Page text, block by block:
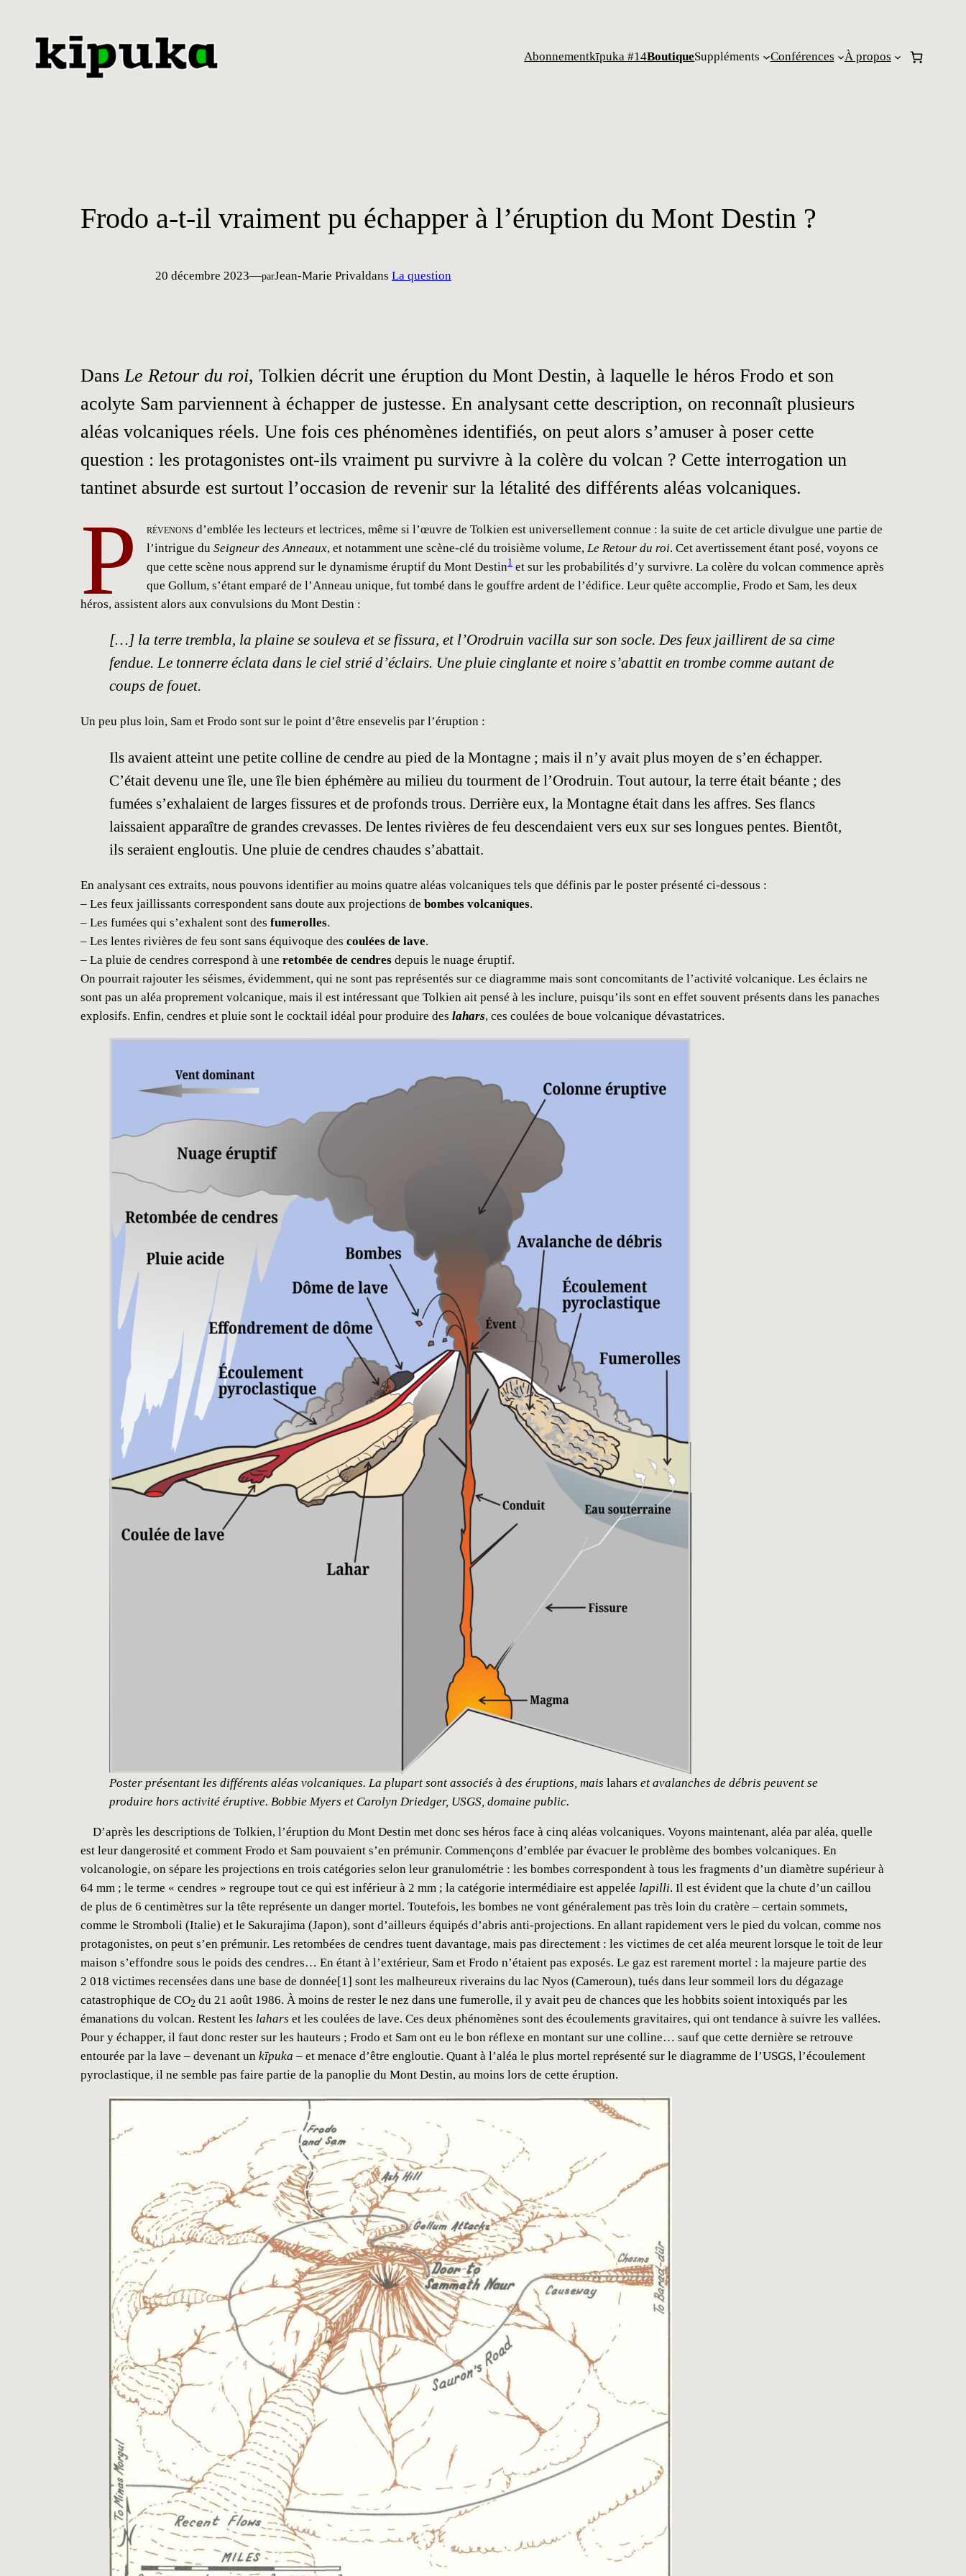
Abonnementkīpuka #14BoutiqueSuppléments Conférences À propos
Frodo a-t-il vraiment pu échapper à l’éruption du Mont Destin ?
20 décembre 2023—parJean-Marie Privaldans La question
DansLe Retour du roi, Tolkien décrit une éruption du Mont Destin, à laquelle le héros Frodo et son
acolyte Sam parviennent à échapper de justesse. En analysant cette description, on reconnaît plusieurs
aléas volcaniques réels. Une fois ces phénomènes identifiés, on peut alors s’amuser à poser cette
question : les protagonistes ont-ils vraiment pu survivre à la colère du volcan ? Cette interrogation un
tantinet absurde est surtout l’occasion de revenir sur la létalité des différents aléas volcaniques.
P révenons d’emblée les lecteurs et lectrices, même si l’œuvre de Tolkien est universellement connue : la suite de cet article divulgue une partie de
l’intrigue duSeigneur des Anneaux, et notamment une scène-clé du troisième volume, Le Retour du roi. Cet avertissement étant posé, voyons ce
que cette scène nous apprend sur le dynamisme éruptif du Mont Destin1et sur les probabilités d’y survivre. La colère du volcan commence après
que Gollum, s’étant emparé de l’Anneau unique, fut tombé dans le gouffre ardent de l’édifice. Leur quête accomplie, Frodo et Sam, les deux
héros, assistent alors aux convulsions du Mont Destin :
[…] la terre trembla, la plaine se souleva et se fissura, et l’Orodruin vacilla sur son socle. Des feux jaillirent de sa cime
fendue. Le tonnerre éclata dans le ciel strié d’éclairs. Une pluie cinglante et noire s’abattit en trombe comme autant de
coups de fouet.
Un peu plus loin, Sam et Frodo sont sur le point d’être ensevelis par l’éruption :
Ils avaient atteint une petite colline de cendre au pied de la Montagne ; mais il n’y avait plus moyen de s’en échapper.
C’était devenu une île, une île bien éphémère au milieu du tourment de l’Orodruin. Tout autour, la terre était béante ; des
fumées s’exhalaient de larges fissures et de profonds trous. Derrière eux, la Montagne était dans les affres. Ses flancs
laissaient apparaître de grandes crevasses. De lentes rivières de feu descendaient vers eux sur ses longues pentes. Bientôt,
ils seraient engloutis. Une pluie de cendres chaudes s’abattait.
En analysant ces extraits, nous pouvons identifier au moins quatre aléas volcaniques tels que définis par le poster présenté ci-dessous :
– Les feux jaillissants correspondent sans doute aux projections de bombes volcaniques.
– Les fumées qui s’exhalent sont des fumerolles.
– Les lentes rivières de feu sont sans équivoque des coulées de lave.
– La pluie de cendres correspond à une retombée de cendres depuis le nuage éruptif.
On pourrait rajouter les séismes, évidemment, qui ne sont pas représentés sur ce diagramme mais sont concomitants de l’activité volcanique. Les éclairs ne
sont pas un aléa proprement volcanique, mais il est intéressant que Tolkien ait pensé à les inclure, puisqu’ils sont en effet souvent présents dans les panaches
explosifs. Enfin, cendres et pluie sont le cocktail idéal pour produire des lahars, ces coulées de boue volcanique dévastatrices.
Poster présentant les différents aléas volcaniques. La plupart sont associés à des éruptions, mais lahars et avalanches de débris peuvent se
produire hors activité éruptive. Bobbie Myers et Carolyn Driedger, USGS, domaine public.
D’après les descriptions de Tolkien, l’éruption du Mont Destin met donc ses héros face à cinq aléas volcaniques. Voyons maintenant, aléa par aléa, quelle
est leur dangerosité et comment Frodo et Sam pouvaient s’en prémunir. Commençons d’emblée par évacuer le problème des bombes volcaniques. En
volcanologie, on sépare les projections en trois catégories selon leur granulométrie : les bombes correspondent à tous les fragments d’un diamètre supérieur à
64 mm ; le terme « cendres » regroupe tout ce qui est inférieur à 2 mm ; la catégorie intermédiaire est appelée lapilli. Il est évident que la chute d’un caillou
de plus de 6 centimètres sur la tête représente un danger mortel. Toutefois, les bombes ne vont généralement pas très loin du cratère – certain sommets,
comme le Stromboli (Italie) et le Sakurajima (Japon), sont d’ailleurs équipés d’abris anti-projections. En allant rapidement vers le pied du volcan, comme nos
protagonistes, on peut s’en prémunir. Les retombées de cendres tuent davantage, mais pas directement : les victimes de cet aléa meurent lorsque le toit de leur
maison s’effondre sous le poids des cendres… En étant à l’extérieur, Sam et Frodo n’étaient pas exposés. Le gaz est rarement mortel : la majeure partie des
2 018 victimes recensées dans une base de donnée[1] sont les malheureux riverains du lac Nyos (Cameroun), tués dans leur sommeil lors du dégazage
catastrophique de CO2 du 21 août 1986. À moins de rester le nez dans une fumerolle, il y avait peu de chances que les hobbits soient intoxiqués par les
émanations du volcan. Restent les lahars et les coulées de lave. Ces deux phénomènes sont des écoulements gravitaires, qui ont tendance à suivre les vallées.
Pour y échapper, il faut donc rester sur les hauteurs ; Frodo et Sam ont eu le bon réflexe en montant sur une colline… sauf que cette dernière se retrouve
entourée par la lave – devenant un kīpuka – et menace d’être engloutie. Quant à l’aléa le plus mortel représenté sur le diagramme de l’USGS, l’écoulement
pyroclastique, il ne semble pas faire partie de la panoplie du Mont Destin, au moins lors de cette éruption.